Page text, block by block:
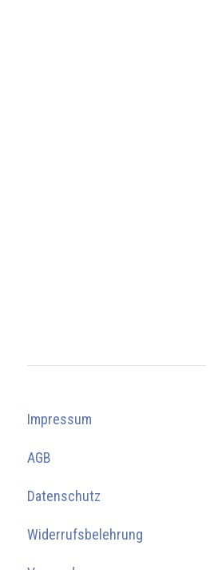
Impressum
AGB
Datenschutz
Widerrufsbelehrung